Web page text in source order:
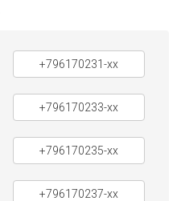
+796170231-xx
+796170233-xx
+796170235-xx
+796170237-xx